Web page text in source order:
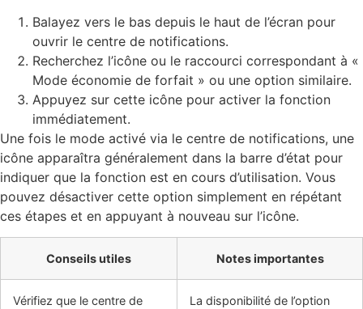
Balayez vers le bas depuis le haut de l’écran pour
ouvrir le centre de notifications.
Recherchez l’icône ou le raccourci correspondant à «
Mode économie de forfait » ou une option similaire.
Appuyez sur cette icône pour activer la fonction
immédiatement.
Une fois le mode activé via le centre de notifications, une
icône apparaîtra généralement dans la barre d’état pour
indiquer que la fonction est en cours d’utilisation. Vous
pouvez désactiver cette option simplement en répétant
ces étapes et en appuyant à nouveau sur l’icône.
Conseils utiles Notes importantes
Vérifiez que le centre de
La disponibilité de l’option